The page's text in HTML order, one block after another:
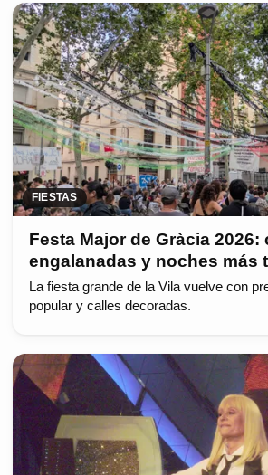
FIESTAS
Festa Major de Gràcia 2026:
engalanadas y noches más
La fiesta grande de la Vila vuelve con
popular y calles decoradas.